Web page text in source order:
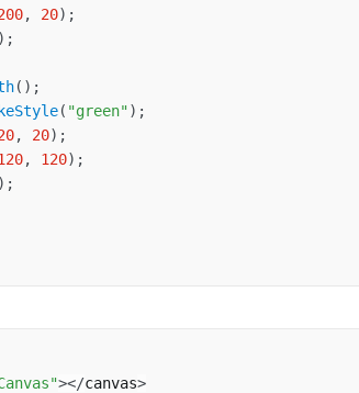
, 20) ;
) ;
( ) ;
( "green") ;
, 20) ;
, 120) ;
) ;
></canvas>